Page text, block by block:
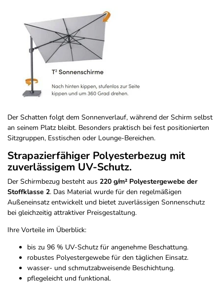
Der Schatten folgt dem Sonnenverlauf, während der Schirm selbst
an seinem Platz bleibt. Besonders praktisch bei fest positionierten
Sitzgruppen, Esstischen oder Lounge-Bereichen.
Strapazierfähiger Polyesterbezug mit
zuverlässigem UV-Schutz.
Der Schirmbezug besteht aus 220 g/m² Polyestergewebe der
Stoffklasse 2. Das Material wurde für den regelmäßigen
Außeneinsatz entwickelt und bietet zuverlässigen Sonnenschutz
bei gleichzeitig attraktiver Preisgestaltung.
Ihre Vorteile im Überblick:
bis zu 96 % UV-Schutz für angenehme Beschattung.
robustes Polyestergewebe für den täglichen Einsatz.
wasser- und schmutzabweisende Beschichtung.
pflegeleicht und funktional.